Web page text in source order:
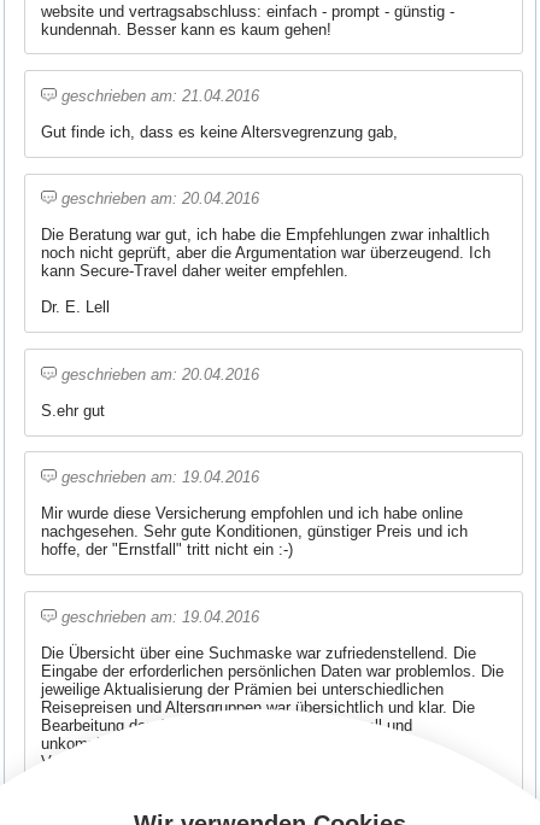
website und vertragsabschluss: einfach - prompt - günstig -
kundennah. Besser kann es kaum gehen!
geschrieben am: 21.04.2016
Gut finde ich, dass es keine Altersvegrenzung gab,
geschrieben am: 20.04.2016
Die Beratung war gut, ich habe die Empfehlungen zwar inhaltlich
noch nicht geprüft, aber die Argumentation war überzeugend. Ich
kann Secure-Travel daher weiter empfehlen.
Dr. E. Lell
geschrieben am: 20.04.2016
S.ehr gut
geschrieben am: 19.04.2016
Mir wurde diese Versicherung empfohlen und ich habe online
nachgesehen. Sehr gute Konditionen, günstiger Preis und ich
hoffe, der "Ernstfall" tritt nicht ein :-)
geschrieben am: 19.04.2016
Die Übersicht über eine Suchmaske war zufriedenstellend. Die
Eingabe der erforderlichen persönlichen Daten war problemlos. Die
jeweilige Aktualisierung der Prämien bei unterschiedlichen
Reisepreisen und Altersgruppen war übersichtlich und klar. Die
Bearbeitung des Antrages gestaltete sich schnell und
unkompliziert.Die postalische Bestätigung und der
Versicherungsschein waren schon nach zwei tagen bei mir
rundum zufrieden.